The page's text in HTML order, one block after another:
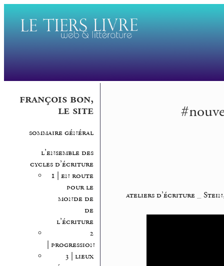
françois bon,
le site
sommaire général
l’ensemble des
cycles d’écriture
1 | en route
pour le
monde de
de
l’écriture
2
| progression
3 | lieux
ateliers d’écriture_